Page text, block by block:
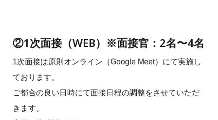
②1次面接（WEB）※面接官：2名〜4名
1次面接は原則オンライン（Google Meet）にて実施し
ております。
ご都合の良い日時にて面接日程の調整をさせていただ
きます。